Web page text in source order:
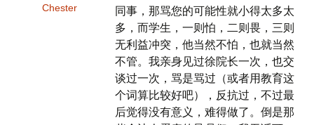
Chester
同事，那骂您的可能性就小得太多太
多，而学生，一则怕，二则畏，三则
无利益冲突，他当然不怕，也就当然
不管。我亲身见过徐院长一次，也交
谈过一次，骂是骂过（或者用教育这
个词算比较好吧），反抗过，不过最
后觉得没有意义，难得做了。倒是那